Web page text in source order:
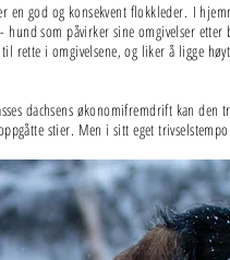
god og konsekvent flokkleder. I
som påvirker sine omgivelser etter
rette i omgivelsene, og liker å ligge
dachsens økonomifremdrift kan den
stier. Men i sitt eget